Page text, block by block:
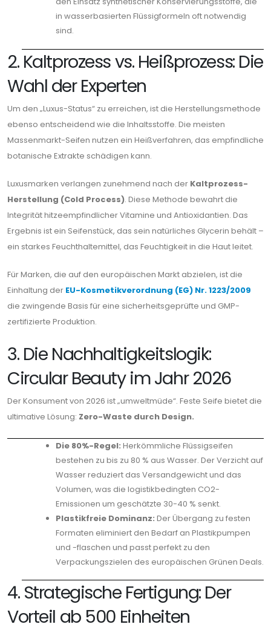
in wasserbasierten Flüssigformeln oft notwendig
sind.
2. Kaltprozess vs. Heißprozess: Die
Wahl der Experten
Um den „Luxus-Status“ zu erreichen, ist die Herstellungsmethode
ebenso entscheidend wie die Inhaltsstoffe. Die meisten
Massenmarkt-Seifen nutzen ein Heißverfahren, das empfindliche
botanische Extrakte schädigen kann.
Luxusmarken verlangen zunehmend nach der Kaltprozess-
Herstellung (Cold Process). Diese Methode bewahrt die
Integrität hitzeempfindlicher Vitamine und Antioxidantien. Das
Ergebnis ist ein Seifenstück, das sein natürliches Glycerin behält –
ein starkes Feuchthaltemittel, das Feuchtigkeit in die Haut leitet.
Für Marken, die auf den europäischen Markt abzielen, ist die
Einhaltung der EU-Kosmetikverordnung (EG) Nr. 1223/2009
die zwingende Basis für eine sicherheitsgeprüfte und GMP-
zertifizierte Produktion.
3. Die Nachhaltigkeitslogik:
Circular Beauty im Jahr 2026
Der Konsument von 2026 ist „umweltmüde“. Feste Seife bietet die
ultimative Lösung: Zero-Waste durch Design.
Die 80%-Regel: Herkömmliche Flüssigseifen
bestehen zu bis zu 80 % aus Wasser. Der Verzicht auf
Wasser reduziert das Versandgewicht und das
Volumen, was die logistikbedingten CO2-
Emissionen um geschätzte 30-40 % senkt.
Plastikfreie Dominanz: Der Übergang zu festen
Formaten eliminiert den Bedarf an Plastikpumpen
und -flaschen und passt perfekt zu den
Verpackungszielen des europäischen Grünen Deals.
4. Strategische Fertigung: Der
Vorteil ab 500 Einheiten